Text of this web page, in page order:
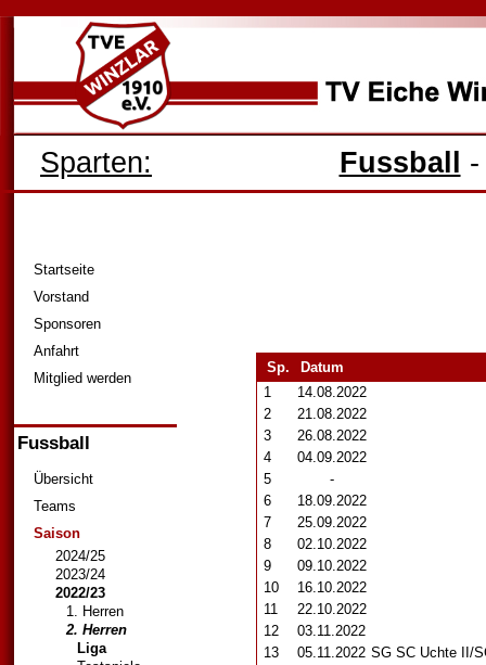
Sparten: Fussball
Startseite
Vorstand
Sponsoren
Anfahrt
Mitglied werden
Fussball
Übersicht
Teams
Saison
2024/25
2023/24
2022/23
1. Herren
2. Herren
Liga
Sp.
Datum
1
14.08.2022
2
21.08.2022
3
26.08.2022
4
04.09.2022
5
-
6
18.09.2022
7
25.09.2022
8
02.10.2022
9
09.10.2022
10
16.10.2022
11
22.10.2022
12
03.11.2022
13
05.11.2022 SG SC Uchte II/​